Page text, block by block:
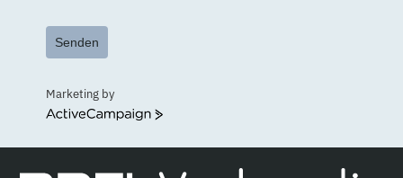
Senden
Marketing by
ActiveCampaign